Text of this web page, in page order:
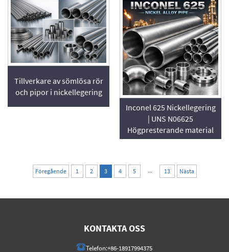
Tillverkare av sömlösa rör
och pipor i nickellegering
Inconel 625 Nickellegering
| UNS N06625
Högpresterande material
Föregående 1 2 3 4 5 ... 13 Nästa
KONTAKTA OSS
Telefon:+86-18917994375